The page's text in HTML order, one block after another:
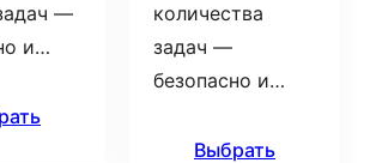
—
и…
количества
задач —
безопасно и…
Выбрать